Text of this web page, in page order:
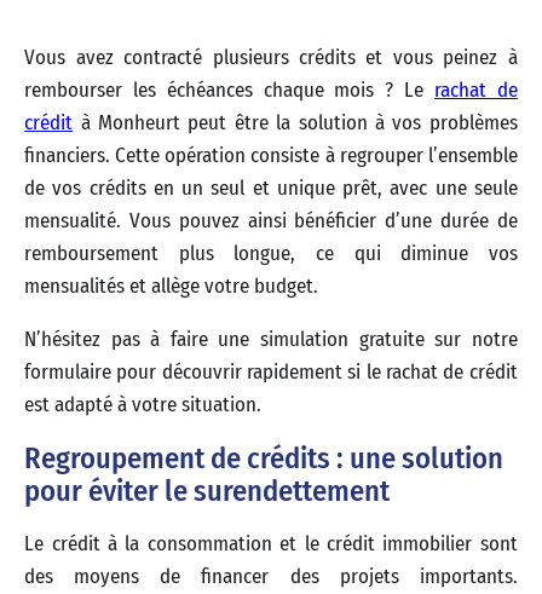
Vous avez contracté plusieurs crédits et vous peinez à
rembourser les échéances chaque mois ? Le rachat de
crédit à Monheurt peut être la solution à vos problèmes
financiers. Cette opération consiste à regrouper l’ensemble
de vos crédits en un seul et unique prêt, avec une seule
mensualité. Vous pouvez ainsi bénéficier d’une durée de
remboursement plus longue, ce qui diminue vos
mensualités et allège votre budget.
N’hésitez pas à faire une simulation gratuite sur notre
formulaire pour découvrir rapidement si le rachat de crédit
est adapté à votre situation.
Regroupement de crédits : une solution
pour éviter le surendettement
Le crédit à la consommation et le crédit immobilier sont
des moyens de financer des projets importants.